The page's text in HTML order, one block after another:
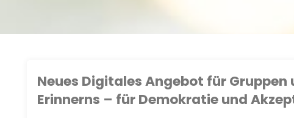
Neues Digitales Angebot für Gruppen
Erinnerns – für Demokratie und